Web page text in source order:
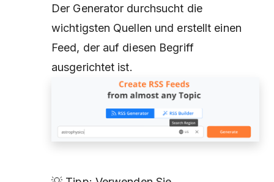
Der Generator durchsucht die
wichtigsten Quellen und erstellt einen
Feed, der auf diesen Begriff
ausgerichtet ist.